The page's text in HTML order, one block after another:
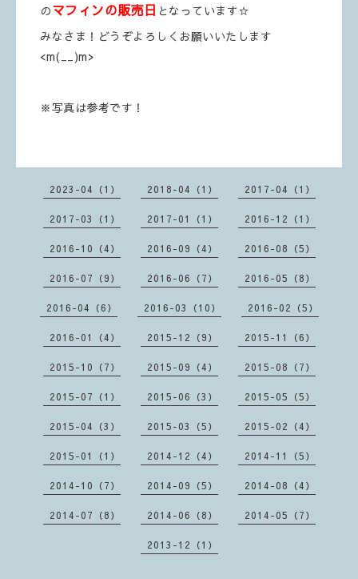
のマフィンの販売日 となっています☆
みなさま！どうぞよろしくお願いいたします
<m(__)m>
※写真は参考です！
2023-04（1） 2018-04（1） 2017-04（1）
2017-03（1） 2017-01（1） 2016-12（1）
2016-10（4） 2016-09（4） 2016-08（5）
2016-07（9） 2016-06（7） 2016-05（8）
2016-04（6） 2016-03（10） 2016-02（5）
2016-01（4） 2015-12（9） 2015-11（6）
2015-10（7） 2015-09（4） 2015-08（7）
2015-07（1） 2015-06（3） 2015-05（5）
2015-04（3） 2015-03（5） 2015-02（4）
2015-01（1） 2014-12（4） 2014-11（5）
2014-10（7） 2014-09（5） 2014-08（4）
2014-07（8） 2014-06（8） 2014-05（7）
2013-12（1）